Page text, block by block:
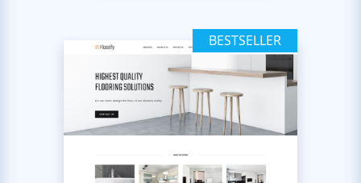
BESTSELLER